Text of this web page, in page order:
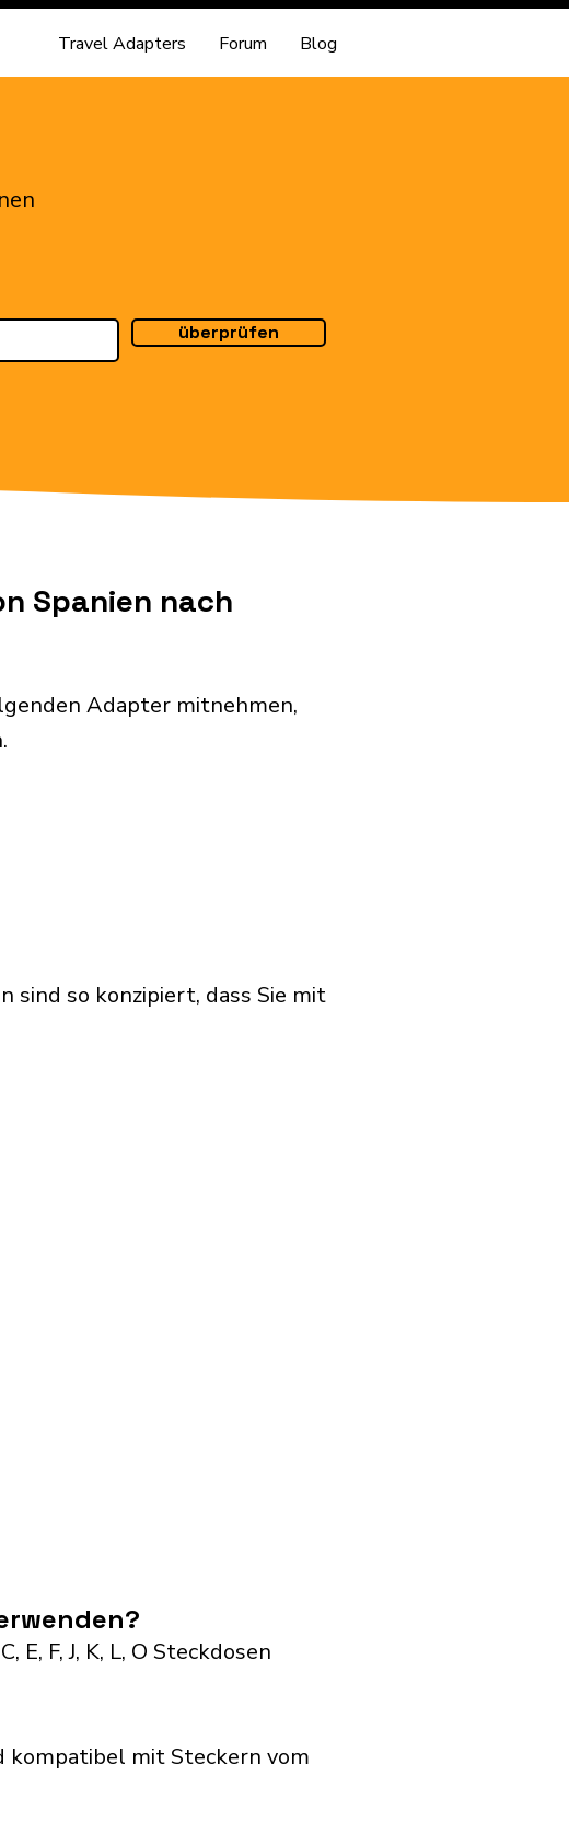
Travel Adapters Forum Blog
überprüfen
Spanien nach
Adapter mitnehmen,
sind so konzipiert, dass Sie mit
F, J, K, L, O Steckdosen
kompatibel mit Steckern vom